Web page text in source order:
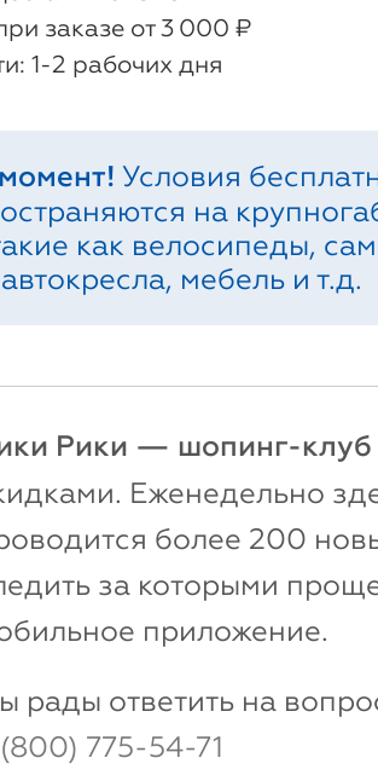
заказе от 3 000 ₽
1-2 рабочих дня
Условия
на
как велосипеды,
мебель и т.д.
Рики — шопинг-клуб
Еженедельно
более 200
за которыми
приложение.
рады ответить на
775-54-71